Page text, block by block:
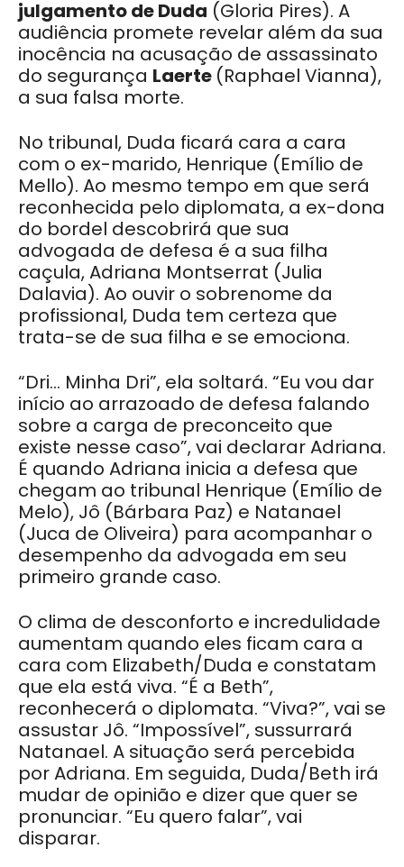
julgamento de Duda (Gloria Pires). A
audiência promete revelar além da sua
inocência na acusação de assassinato
do segurança Laerte (Raphael Vianna),
a sua falsa morte.
No tribunal, Duda ficará cara a cara
com o ex-marido, Henrique (Emílio de
Mello). Ao mesmo tempo em que será
reconhecida pelo diplomata, a ex-dona
do bordel descobrirá que sua
advogada de defesa é a sua filha
caçula, Adriana Montserrat (Julia
Dalavia). Ao ouvir o sobrenome da
profissional, Duda tem certeza que
trata-se de sua filha e se emociona.
“Dri… Minha Dri”, ela soltará. “Eu vou dar
início ao arrazoado de defesa falando
sobre a carga de preconceito que
existe nesse caso”, vai declarar Adriana.
É quando Adriana inicia a defesa que
chegam ao tribunal Henrique (Emílio de
Melo), Jô (Bárbara Paz) e Natanael
(Juca de Oliveira) para acompanhar o
desempenho da advogada em seu
primeiro grande caso.
O clima de desconforto e incredulidade
aumentam quando eles ficam cara a
cara com Elizabeth/Duda e constatam
que ela está viva. “É a Beth”,
reconhecerá o diplomata. “Viva?”, vai se
assustar Jô. “Impossível”, sussurrará
Natanael. A situação será percebida
por Adriana. Em seguida, Duda/Beth irá
mudar de opinião e dizer que quer se
pronunciar. “Eu quero falar”, vai
disparar.